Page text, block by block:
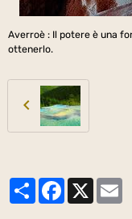
Averroè : Il potere è una
ottenerlo.
PartagerFacebook
X